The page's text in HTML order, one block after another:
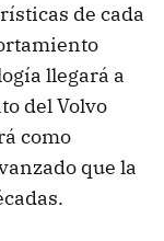
de cada
llegará a
del Volvo
como
que la